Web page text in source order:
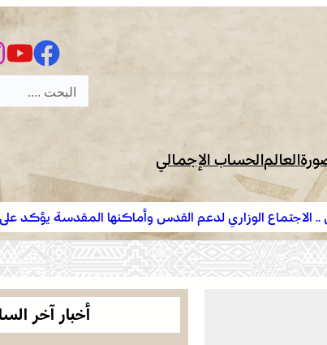
العالمالحساب الإجمالي
القدس وأماكنها المقدسة يؤكد على
الملك ويدعم جهود اللجنة
موجة حر وزخات
إلى الجمعة بعدد
أخبار آخر
كرة القدم .. ريال سوسيداد يفاوض
نايف أكرد
عمان .. الاجتماع الوزاري لدعم